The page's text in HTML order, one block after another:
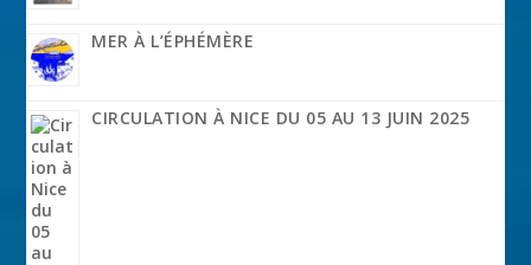
MER À L’ÉPHÉMÈRE
CIRCULATION À NICE DU 05 AU 13 JUIN 2025